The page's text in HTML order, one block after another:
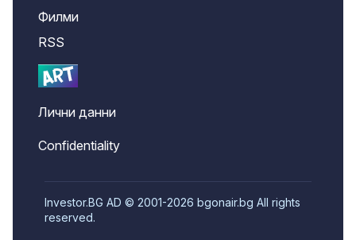
Филми
RSS
Лични данни
Confidentiality
Investor.BG AD © 2001-2026 bgonair.bg All rights
reserved.